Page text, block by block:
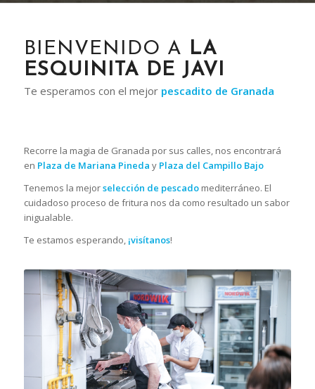
BIENVENIDO A LA
ESQUINITA DE JAVI
Te esperamos con el mejor pescadito de Granada
Recorre la magia de Granada por sus calles, nos encontrará
en Plaza de Mariana Pineda y Plaza del Campillo Bajo
Tenemos la mejorselección de pescadomediterráneo. El
cuidadoso proceso de fritura nos da como resultado un sabor
inigualable.
Te estamos esperando,¡visítanos!